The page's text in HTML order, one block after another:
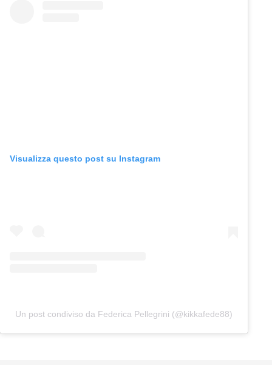
Visualizza questo post su Instagram
Un post condiviso da Federica Pellegrini (@kikkafede88)